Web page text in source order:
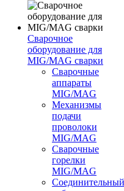
Сварочное
оборудование для
MIG/MAG сварки
Сварочные
аппараты
MIG/MAG
Механизмы
подачи
проволоки
MIG/MAG
Сварочные
горелки
MIG/MAG
Соединительный